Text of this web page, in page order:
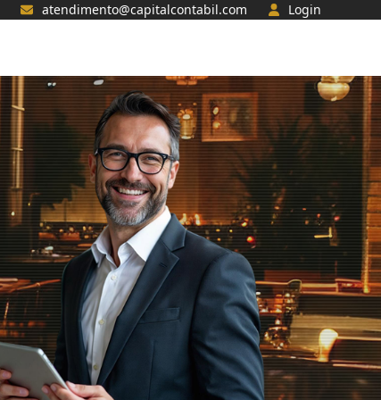
atendimento@capitalcontabil.com Login